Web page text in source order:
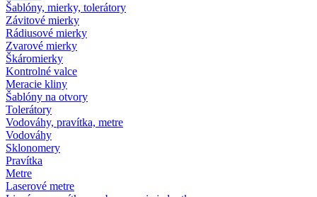
Šablóny, mierky, tolerátory
Závitové mierky
Rádiusové mierky
Zvarové mierky
Škáromierky
Kontrolné valce
Meracie kliny
Šablóny na otvory
Tolerátory
Vodováhy, pravítka, metre
Vodováhy
Sklonomery
Pravítka
Metre
Laserové metre